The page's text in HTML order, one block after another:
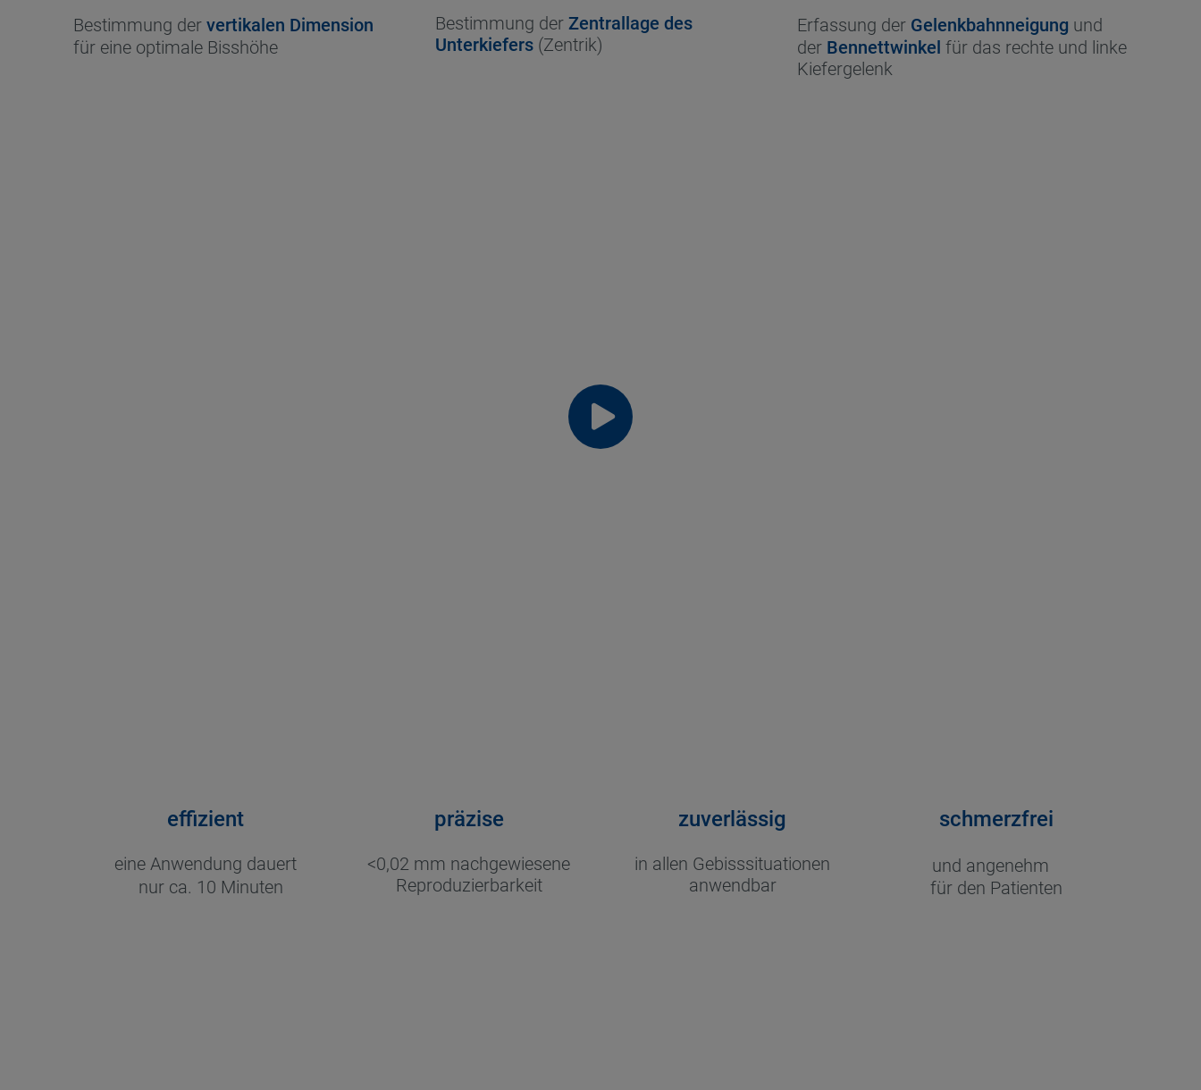
Bestimmung der vertikalen Dimension
für eine optimale Bisshöhe
Bestimmung derZentrallage des
Unterkiefers (Zentrik)
Erfassung der Gelenkbahnneigung und
der Bennettwinkel für das rechte und linke
Kiefergelenk
effizient
eine Anwendung dauert
nur ca. 10 Minuten
präzise
<0,02 mm nachgewiesene
Reproduzierbarkeit
zuverlässig
in allen Gebisssituationen
anwendbar
schmerzfrei
und angenehm
für den Patienten